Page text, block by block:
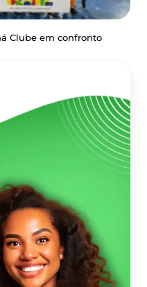
Clube em confronto